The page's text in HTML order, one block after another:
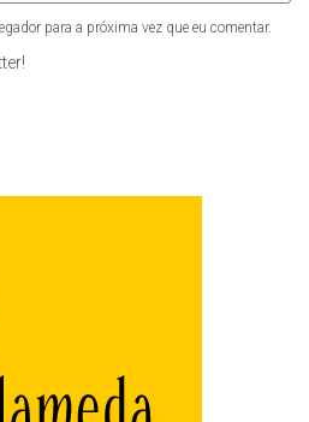
para a próxima vez que eu comentar.